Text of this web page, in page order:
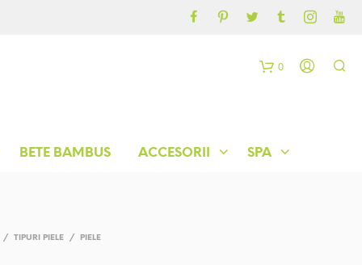
BETE BAMBUS ACCESORII SPA
0
/ TIPURI PIELE /
PIELE